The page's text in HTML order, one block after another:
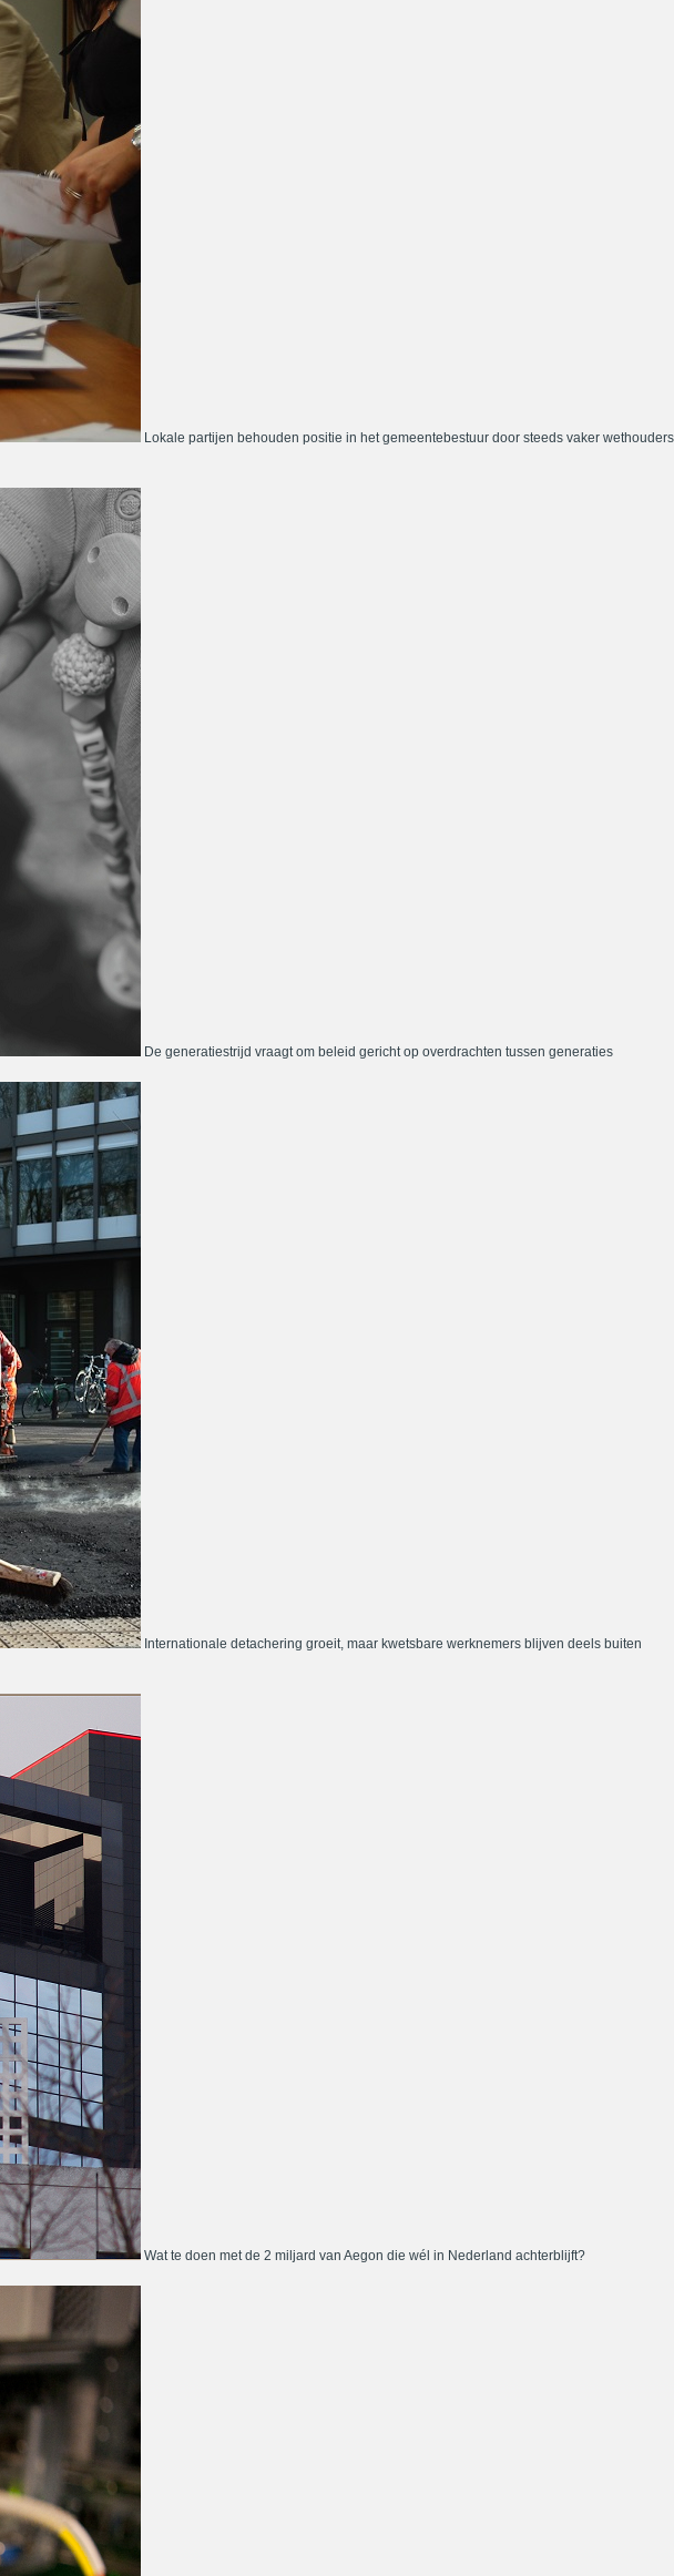
Lokale partijen behouden positie in het gemeentebestuur door steeds vaker wethouders
De generatiestrijd vraagt om beleid gericht op overdrachten tussen generaties
Internationale detachering groeit, maar kwetsbare werknemers blijven deels buiten
Wat te doen met de 2 miljard van Aegon die wél in Nederland achterblijft?